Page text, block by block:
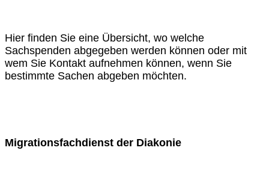
Hier finden Sie eine Übersicht, wo welche
Sachspenden abgegeben werden können oder mit
wem Sie Kontakt aufnehmen können, wenn Sie
bestimmte Sachen abgeben möchten.
Migrationsfachdienst der Diakonie